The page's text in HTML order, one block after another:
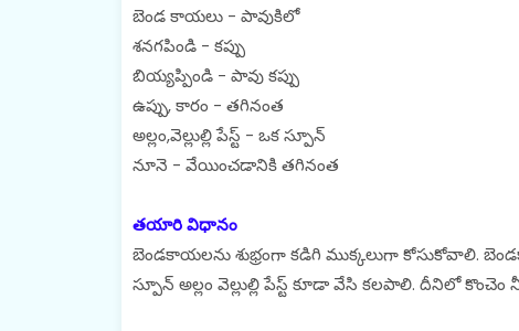
బెండ కాయలు - పావుకిలో
శనగపిండి - కప్పు
బియ్యప్పిండి - పావు కప్పు
ఉప్పు, కారం - తగినంత
అల్లం,వెల్లుల్లి పేస్ట్ - ఒక స్పూన్
నూనె - వేయించడానికి తగినంత
తయారి విధానం
బెండకాయలను శుభ్రంగా కడిగి ముక్కలుగా కోసుకోవాలి.
స్పూన్ అల్లం వెల్లుల్లి పేస్ట్ కూడా వేసి కలపాలి. దీనిలో